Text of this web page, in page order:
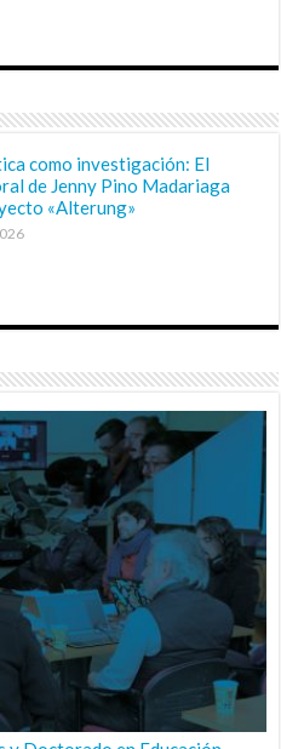
como investigación: El
de Jenny Pino Madariaga
«Alterung»